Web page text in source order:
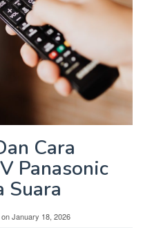
Cara
Panasonic
Suara
January 18, 2026